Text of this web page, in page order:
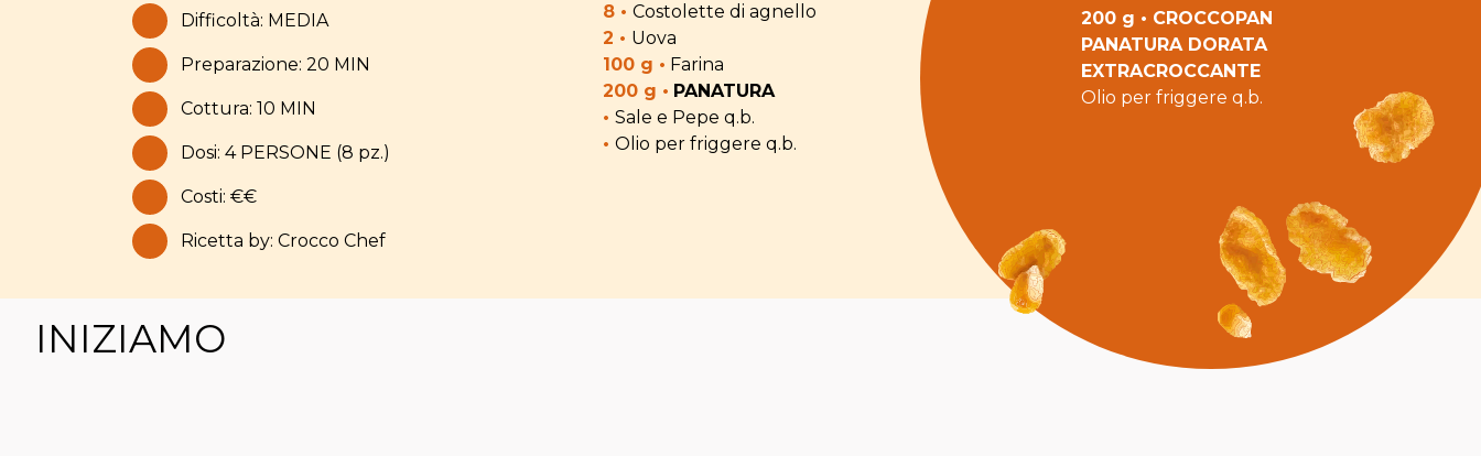
Difficoltà: MEDIA
Preparazione: 20 MIN
Cottura: 10 MIN
Dosi: 4 PERSONE (8 pz.)
Costi: €€
Ricetta by: Crocco Chef
8 • Costolette di agnello
2 • Uova
100 g • Farina
200 g • PANATURA
• Sale e Pepe q.b.
• Olio per friggere q.b.
200 g • CROCCOPAN
PANATURA DORATA
EXTRACROCCANTE
Olio per friggere q.b.
INIZIAMO